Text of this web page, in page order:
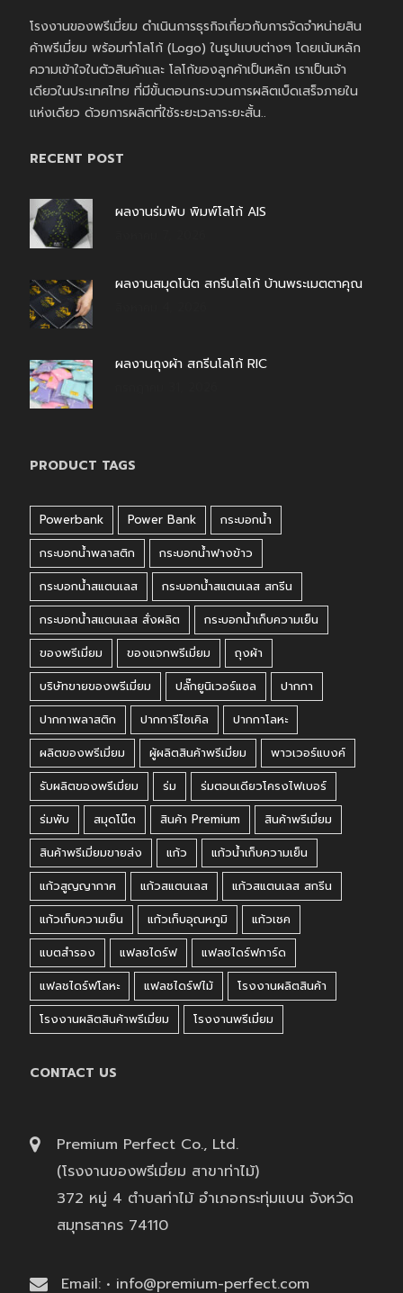
โรงงานของพรีเมี่ยม ดำเนินการธุรกิจเกี่ยวกับการจัดจำหน่ายสิน
ค้าพรีเมี่ยม พร้อมทำโลโก้ (Logo) ในรูปแบบต่างๆ โดยเน้นหลัก
ความเข้าใจในตัวสินค้าและ โลโก้ของลูกค้าเป็นหลัก เราเป็นเจ้า
เดียวในประเทศไทย ที่มีขั้นตอนกระบวนการผลิตเบ็ดเสร็จภายใน
แห่งเดียว ด้วยการผลิตที่ใช้ระยะเวลาระยะสั้น..
RECENT POST
ผลงานร่มพับ พิมพ์โลโก้ AIS
ผลงานสมุดโน้ต สกรีนโลโก้ บ้านพระเมตตาคุณ
ผลงานถุงผ้า สกรีนโลโก้ RIC
PRODUCT TAGS
Powerbank Power Bank
กระบอกน้ำ
กระบอกน้ำพลาสติก
กระบอกน้ำฟางข้าว
กระบอกน้ำสแตนเลส
กระบอกน้ำสแตนเลส สกรีน
กระบอกน้ำสแตนเลส สั่งผลิต
กระบอกน้ำเก็บความเย็น
ของพรีเมี่ยม
ของแจกพรีเมี่ยม
ถุงผ้า
บริษัทขายของพรีเมี่ยม
ปลั๊กยูนิเวอร์แซล
ปากกา
ปากกาพลาสติก
ปากการีไซเคิล
ปากกาโลหะ
ผลิตของพรีเมี่ยม
ผู้ผลิตสินค้าพรีเมี่ยม
พาวเวอร์แบงค์
รับผลิตของพรีเมี่ยม
ร่ม
ร่มตอนเดียวโครงไฟเบอร์
ร่มพับ
สมุดโน๊ต สินค้า Premium
สินค้าพรีเมี่ยม
สินค้าพรีเมี่ยมขายส่ง
แก้ว
แก้วน้ำเก็บความเย็น
แก้วสูญญากาศ
แก้วสแตนเลส
แก้วสแตนเลส สกรีน
แก้วเก็บความเย็น
แก้วเก็บอุณหภูมิ
แก้วเชค
แบตสำรอง
แฟลชไดร์ฟ
แฟลชไดร์ฟการ์ด
แฟลชไดร์ฟโลหะ
แฟลชไดร์ฟไม้
โรงงานผลิตสินค้า
โรงงานผลิตสินค้าพรีเมี่ยม
โรงงานพรีเมี่ยม
CONTACT US
Premium Perfect Co., Ltd.
(โรงงานของพรีเมี่ยม สาขาท่าไม้)
372 หมู่ 4 ตำบลท่าไม้ อำเภอกระทุ่มแบน จังหวัด
สมุทรสาคร 74110
Email: • info@premium-perfect.com